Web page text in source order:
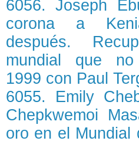
6056. Joseph
corona a
después.
mundial que
1999 con Paul
6055. Emily
Chepkwemoi
oro en el Mundial